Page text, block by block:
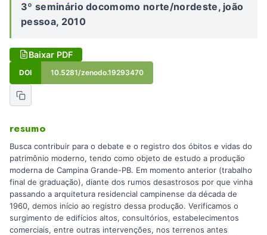
3º seminário docomomo norte/nordeste, joão
pessoa, 2010
Baixar PDF
DOI 10.5281/zenodo.19293470
resumo
Busca contribuir para o debate e o registro dos óbitos e vidas do
patrimônio moderno, tendo como objeto de estudo a produção
moderna de Campina Grande-PB. Em momento anterior (trabalho
final de graduação), diante dos rumos desastrosos por que vinha
passando a arquitetura residencial campinense da década de
1960, demos início ao registro dessa produção. Verificamos o
surgimento de edifícios altos, consultórios, estabelecimentos
comerciais, entre outras intervenções, nos terrenos antes